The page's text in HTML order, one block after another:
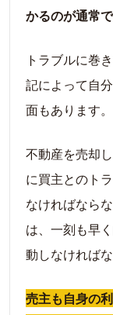
かるのが通常で
トラブルに巻
記によって自
面もあります。
不動産を売却
に買主とのト
なければなら
は、一刻も早
動しなければな
売主も自身の